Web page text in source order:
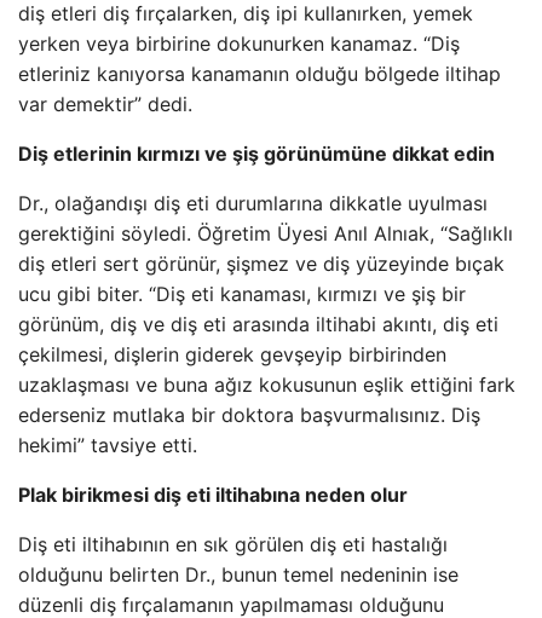
diş etleri diş fırçalarken, diş ipi kullanırken, yemek
yerken veya birbirine dokunurken kanamaz. “Diş
etleriniz kanıyorsa kanamanın olduğu bölgede iltihap
var demektir” dedi.
Diş etlerinin kırmızı ve şiş görünümüne dikkat edin
Dr., olağandışı diş eti durumlarına dikkatle uyulması
gerektiğini söyledi. Öğretim Üyesi Anıl Alnıak, “Sağlıklı
diş etleri sert görünür, şişmez ve diş yüzeyinde bıçak
ucu gibi biter. “Diş eti kanaması, kırmızı ve şiş bir
görünüm, diş ve diş eti arasında iltihabi akıntı, diş eti
çekilmesi, dişlerin giderek gevşeyip birbirinden
uzaklaşması ve buna ağız kokusunun eşlik ettiğini fark
ederseniz mutlaka bir doktora başvurmalısınız. Diş
hekimi” tavsiye etti.
Plak birikmesi diş eti iltihabına neden olur
Diş eti iltihabının en sık görülen diş eti hastalığı
olduğunu belirten Dr., bunun temel nedeninin ise
düzenli diş fırçalamanın yapılmaması olduğunu